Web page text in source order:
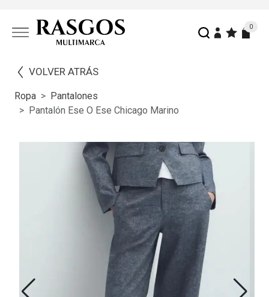
0
VOLVER ATRÁS
Ropa
Pantalones
Pantalón Ese O Ese Chicago Marino